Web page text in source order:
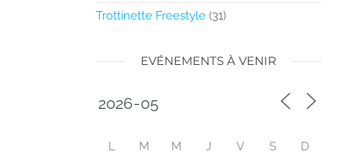
Trottinette Freestyle(31)
EVÉNEMENTS À VENIR
L M M J V S D